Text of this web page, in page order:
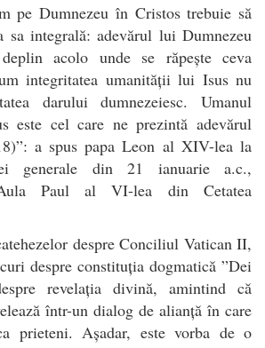
pe Dumnezeu în Cristos trebuie să
sa integrală: adevărul lui Dumnezeu
acolo unde se răpește ceva
integritatea umanității lui Isus nu
darului dumnezeiesc. Umanul
este cel care ne prezintă adevărul
a spus papa Leon al XIV-lea la
generale din 21 ianuarie a.c.,
Paul al VI-lea din Cetatea
despre Conciliul Vatican II,
despre constituția dogmatică ”Dei
revelația divină, amintind că
într-un dialog de alianță în care
prieteni. Așadar, este vorba de o